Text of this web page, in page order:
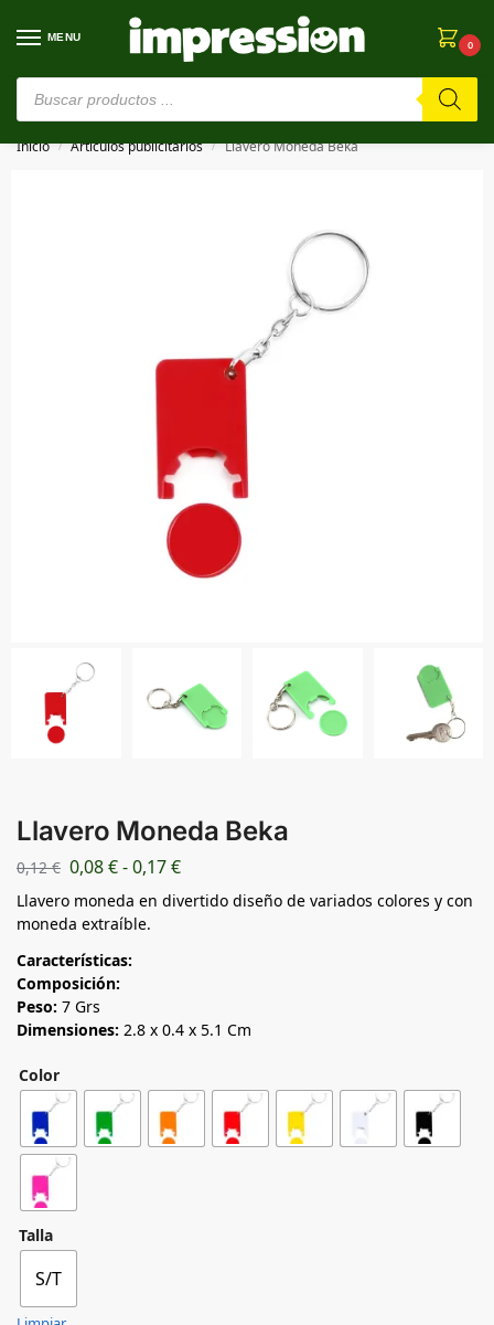
MENU
0
⚠️ Estamos en pruebas. Si algo falla, ¡Perdón!⚠️
Inicio / Artículos publicitarios / Llavero Moneda Beka
Llavero Moneda Beka
0,12€ 0,08€-0,17€
Llavero moneda en divertido diseño de variados colores y con
moneda extraíble.
Características:
Composición:
Peso: 7 Grs
Dimensiones: 2.8 x 0.4 x 5.1 Cm
Color
Talla
S/T